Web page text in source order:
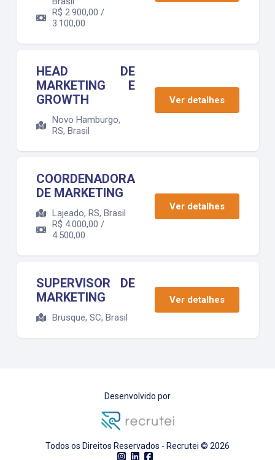
R$ 2.900,00 /
3.100,00
HEAD DE
MARKETING E
GROWTH
Novo Hamburgo,
RS, Brasil
Ver detalhes
COORDENADORA
DE MARKETING
Lajeado, RS, Brasil
R$ 4.000,00 /
4.500,00
Ver detalhes
SUPERVISOR DE
MARKETING
Brusque, SC, Brasil
Ver detalhes
Desenvolvido por
Todos os Direitos Reservados - Recrutei © 2026